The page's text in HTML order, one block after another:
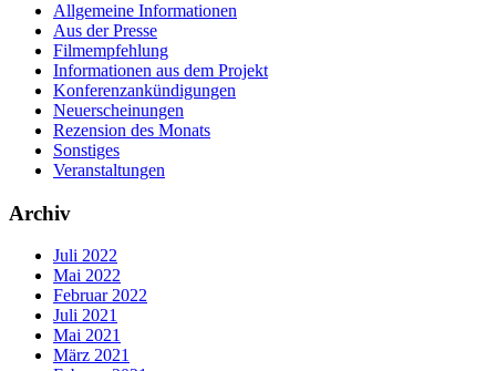
Allgemeine Informationen
Aus der Presse
Filmempfehlung
Informationen aus dem Projekt
Konferenzankündigungen
Neuerscheinungen
Rezension des Monats
Sonstiges
Veranstaltungen
Archiv
Juli 2022
Mai 2022
Februar 2022
Juli 2021
Mai 2021
März 2021